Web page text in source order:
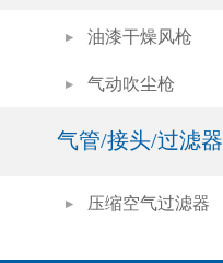
油漆干燥风枪
气动吹尘枪
气管/接头/过滤器
压缩空气过滤器